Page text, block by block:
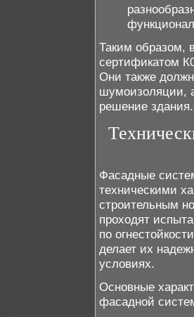
Таким образом,
сертификатом
Они также
шумоизоляции,
решение здания.
Фасадные
техническими
строительным
проходят
по
делает их
условиях.
Основные
фасадной